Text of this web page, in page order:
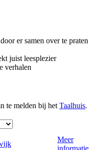
er samen over te praten
juist leesplezier
verhalen
te melden bij het Taalhuis.
Meer